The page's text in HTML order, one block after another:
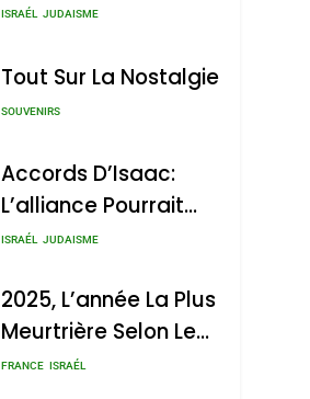
Nouvelle Chanson De
ISRAÉL JUDAISME
Tout Sur La Nostalgie
SOUVENIRS
Accords D’Isaac:
L’alliance Pourrait
S’étendre À 13 Pays
ISRAÉL JUDAISME
2025, L’année La Plus
Meurtrière Selon Le
Rapport D’ADL
FRANCE ISRAÉL